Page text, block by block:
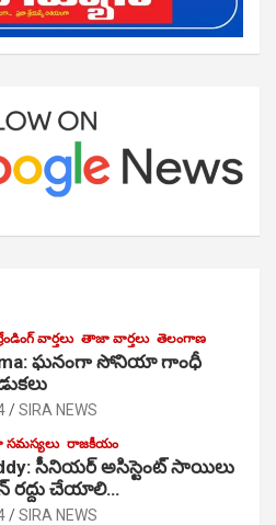
వార్తలు తాజా వార్తలు తెలంగాణ
ఘ‌నంగా సోనియా గాంధీ
SIRA NEWS
సమస్యలు రాజకీయం
సీనియర్ అసిస్టెంట్ సాయిలు
రద్దు చేయాలి…
SIRA NEWS